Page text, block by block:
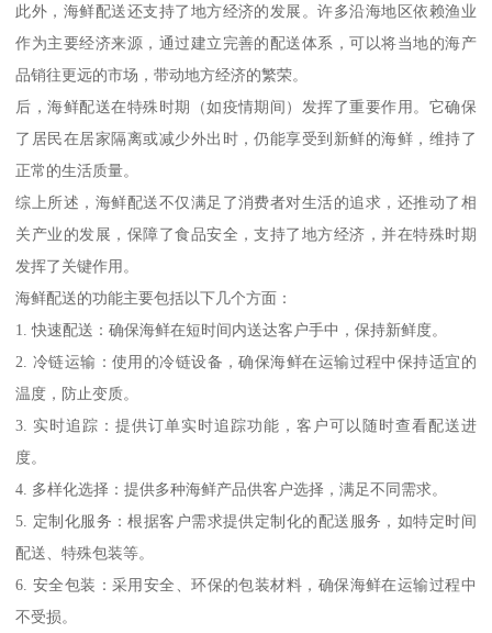
此外，海鲜配送还支持了地方经济的发展。许多沿海地区依赖渔业
作为主要经济来源，通过建立完善的配送体系，可以将当地的海产
品销往更远的市场，带动地方经济的繁荣。
后，海鲜配送在特殊时期（如疫情期间）发挥了重要作用。它确保
了居民在居家隔离或减少外出时，仍能享受到新鲜的海鲜，维持了
正常的生活质量。
综上所述，海鲜配送不仅满足了消费者对生活的追求，还推动了相
关产业的发展，保障了食品安全，支持了地方经济，并在特殊时期
发挥了关键作用。
海鲜配送的功能主要包括以下几个方面：
1. 快速配送：确保海鲜在短时间内送达客户手中，保持新鲜度。
2. 冷链运输：使用的冷链设备，确保海鲜在运输过程中保持适宜的
温度，防止变质。
3. 实时追踪：提供订单实时追踪功能，客户可以随时查看配送进
度。
4. 多样化选择：提供多种海鲜产品供客户选择，满足不同需求。
5. 定制化服务：根据客户需求提供定制化的配送服务，如特定时间
配送、特殊包装等。
6. 安全包装：采用安全、环保的包装材料，确保海鲜在运输过程中
不受损。